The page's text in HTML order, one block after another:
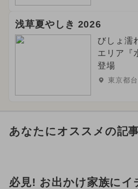
浅草夏やしき 2026
びしょ濡
エリア『
登場
東京都
あなたにオススメの記
必見! お出かけ家族にイ